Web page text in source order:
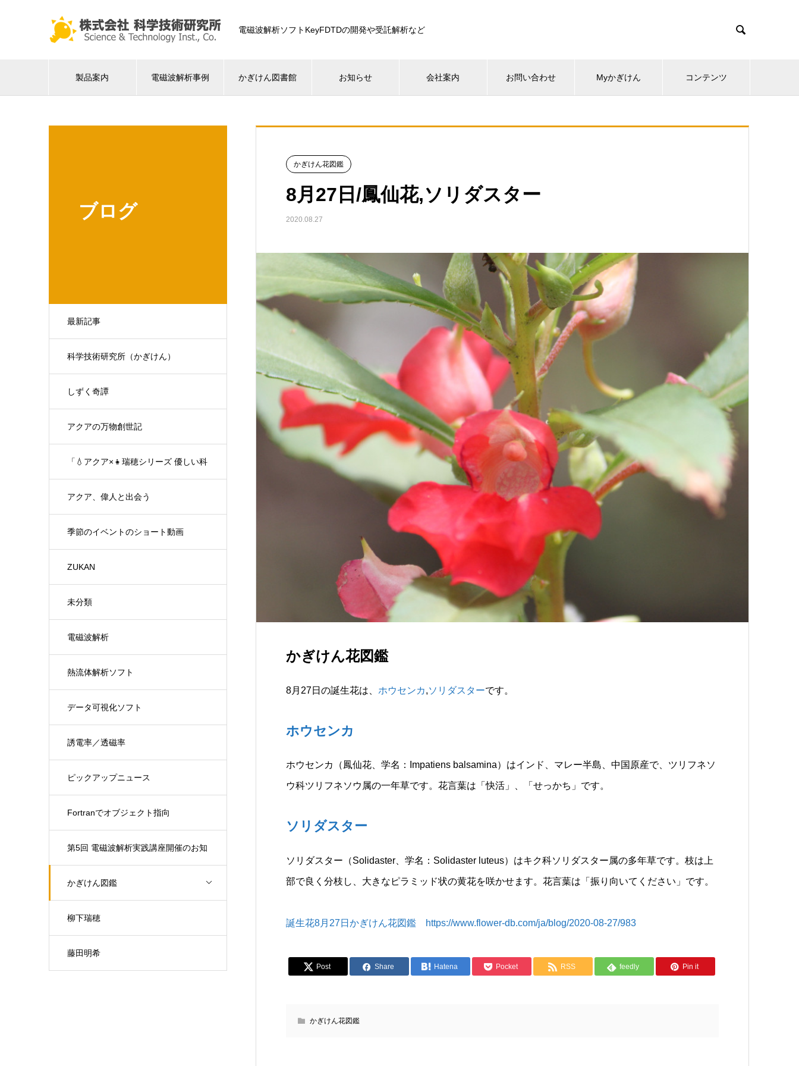
電磁波解析ソフトKeyFDTDの開発や受託解析など 
製品案内 電磁波解析事例 かぎけん図書館 お知らせ 会社案内 お問い合わせ Myかぎけん コンテンツ
ブログ
最新記事
科学技術研究所（かぎけん）
しずく奇譚
アクアの万物創世記
「💧アクア×👧瑞穂シリーズ 優しい科
学の対話」
アクア、偉人と出会う
季節のイベントのショート動画
ZUKAN
未分類
電磁波解析
熱流体解析ソフト
データ可視化ソフト
誘電率／透磁率
ピックアップニュース
Fortranでオブジェクト指向
第5回 電磁波解析実践講座開催のお知
らせ（開催日：9月30日)
かぎけん図鑑
柳下瑞穂
藤田明希
かぎけん花図鑑
8月27日/鳳仙花,ソリダスター
2020.08.27
かぎけん花図鑑
8月27日の誕生花は、 ホウセンカ,ソリダスターです。
ホウセンカ
ホウセンカ（鳳仙花、学名：Impatiens balsamina）はインド、マレー半島、中国原産で、ツリフネソ
ウ科ツリフネソウ属の一年草です。花言葉は「快活」、「せっかち」です。
ソリダスター
ソリダスター（Solidaster、学名：Solidaster luteus）はキク科ソリダスター属の多年草です。枝は上
部で良く分枝し、大きなピラミッド状の黄花を咲かせます。花言葉は「振り向いてください」です。
誕生花8月27日かぎけん花図鑑 https://www.flower-db.com/ja/blog/2020-08-27/983
Post Share Hatena Pocket RSS feedly Pin it
かぎけん花図鑑